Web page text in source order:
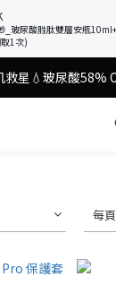
玻尿酸胜肽雙層安瓶
1次)
琪愛用美容儀🌸護
琪愛用美容儀🌸護
救星💧玻尿酸58%
噴霧！一噴即現美
每